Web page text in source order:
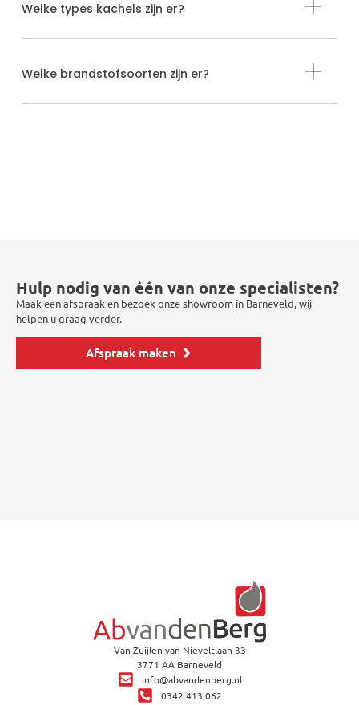
Welke types kachels zijn er?
Welke brandstofsoorten zijn er?
Hulp nodig van één van onze specialisten?
Maak een afspraak en bezoek onze showroom in Barneveld, wij
helpen u graag verder.
Afspraak maken
Van Zuijlen van Nieveltlaan 33
3771 AA Barneveld
info@abvandenberg.nl
0342 413 062